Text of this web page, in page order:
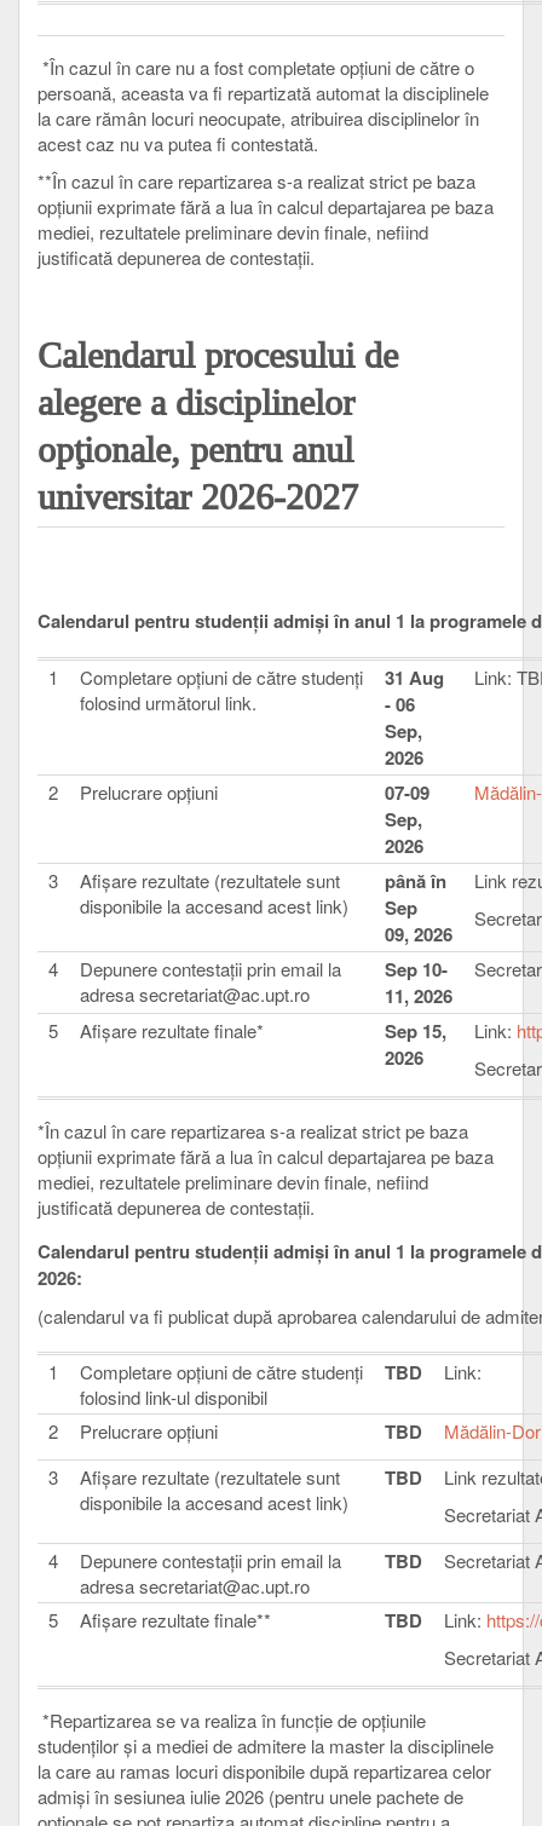
*În cazul în care nu a fost completate opțiuni de către o
persoană, aceasta va fi repartizată automat la disciplinele
la care rămân locuri neocupate, atribuirea disciplinelor în
acest caz nu va putea fi contestată.
**În cazul în care repartizarea s-a realizat strict pe baza
opțiunii exprimate fără a lua în calcul departajarea pe baza
mediei, rezultatele preliminare devin finale, nefiind
justificată depunerea de contestații.
Calendarul procesului de
alegere a disciplinelor
opţionale, pentru anul
universitar 2026-2027
Calendarul pentru studenții admiși în anul 1 la programele
1
Completare opţiuni de către studenţi
folosind următorul link.
31 Aug
- 06
Sep,
2026
Link:
2 Prelucrare opțiuni
07-09
Sep,
2026
3
Afişare rezultate (rezultatele sunt
disponibile la accesand acest link)
până în
Sep
09, 2026
Link
4
Depunere contestaţii prin email la
adresa secretariat@ac.upt.ro
Sep 10-
11, 2026
5 Afişare rezultate finale*
Sep 15,
2026
Link:
*În cazul în care repartizarea s-a realizat strict pe baza
opțiunii exprimate fără a lua în calcul departajarea pe baza
mediei, rezultatele preliminare devin finale, nefiind
justificată depunerea de contestații.
Calendarul pentru studenții admiși în anul 1 la programele
2026:
(calendarul va fi publicat după aprobarea calendarului de
1
Completare opţiuni de către studenţi
folosind link-ul disponibil
TBD Link:
2 Prelucrare opțiuni TBD
Mădălin-
3
Afişare rezultate (rezultatele sunt
disponibile la accesand acest link)
TBD
Link
Secretariat
4
Depunere contestaţii prin email la
adresa secretariat@ac.upt.ro
TBD Secretariat
5 Afişare rezultate finale** TBD Link:
Secretariat
*Repartizarea se va realiza în funcție de opțiunile
studenților și a mediei de admitere la master la disciplinele
la care au ramas locuri disponibile după repartizarea celor
admiși în sesiunea iulie 2026 (pentru unele pachete de